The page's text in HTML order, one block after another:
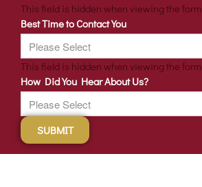
This field is hidden when viewing the form
Best Time to Contact You
This field is hidden when viewing the form
How Did You Hear About Us?